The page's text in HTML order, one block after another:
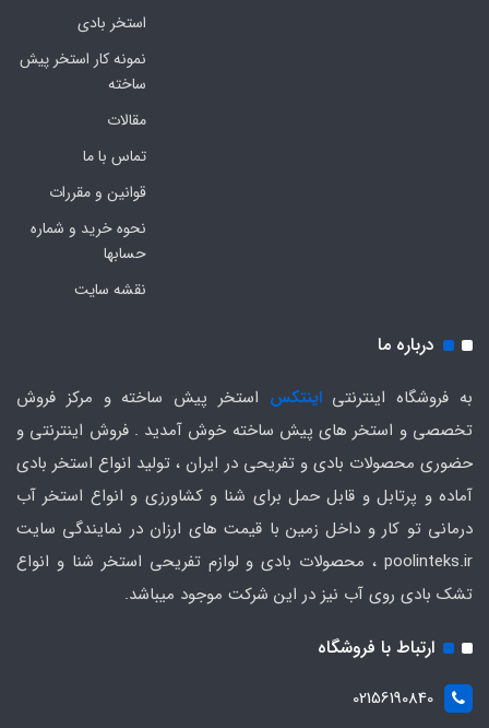
استخر بادی
نمونه کار استخر پیش
ساخته
مقالات
تماس با ما
قوانین و مقررات
نحوه خرید و شماره
حسابها
نقشه سایت
درباره ما
به فروشگاه اینترنتیاینتکس استخر پیش ساخته و مرکز فروش
تخصصی و استخر های پیش ساخته خوش آمدید . فروش اینترنتی و
حضوری محصولات بادی و تفریحی در ایران ، تولید انواع استخر بادی
آماده و پرتابل و قابل حمل برای شنا و کشاورزی و انواع استخر آب
درمانی تو کار و داخل زمین با قیمت های ارزان در نمایندگی سایت
poolinteks.ir ، محصولات بادی و لوازم تفریحی استخر شنا و انواع
تشک بادی روی آب نیز در این شرکت موجود میباشد.
ارتباط با فروشگاه
02156190840